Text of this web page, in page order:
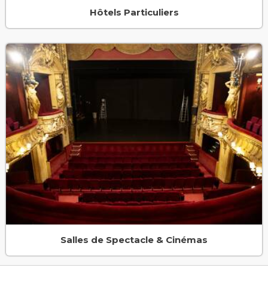
Hôtels Particuliers
Salles de Spectacle & Cinémas